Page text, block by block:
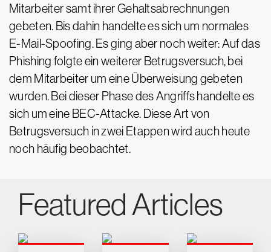
Mitarbeiter samt ihrer Gehaltsabrechnungen
gebeten. Bis dahin handelte es sich um normales
E-Mail-Spoofing. Es ging aber noch weiter: Auf das
Phishing folgte ein weiterer Betrugsversuch, bei
dem Mitarbeiter um eine Überweisung gebeten
wurden. Bei dieser Phase des Angriffs handelte es
sich um eine BEC-Attacke. Diese Art von
Betrugsversuch in zwei Etappen wird auch heute
noch häufig beobachtet.
Featured Articles